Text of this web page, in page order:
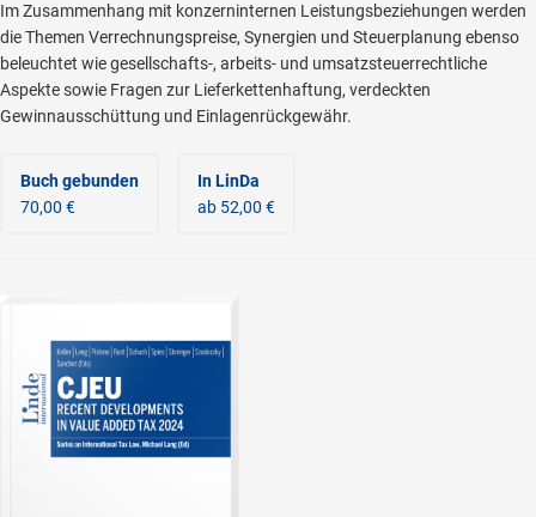
Im Zusammenhang mit konzerninternen Leistungsbeziehungen werden
die Themen Verrechnungspreise, Synergien und Steuerplanung ebenso
beleuchtet wie gesellschafts-, arbeits- und umsatzsteuerrechtliche
Aspekte sowie Fragen zur Lieferkettenhaftung, verdeckten
Gewinnausschüttung und Einlagenrückgewähr.
Buch gebunden
70,00 €
In LinDa
ab 52,00 €